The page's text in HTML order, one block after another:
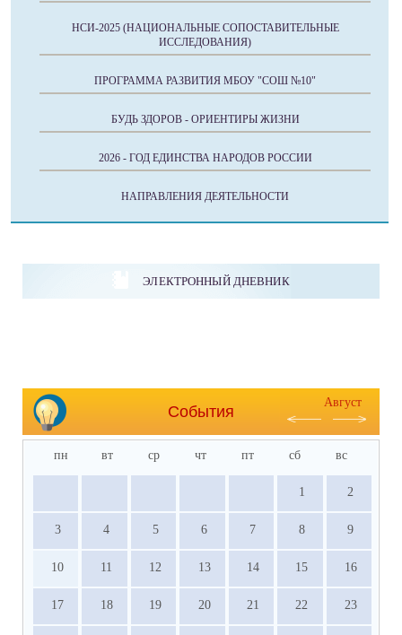
НСИ-2025 (НАЦИОНАЛЬНЫЕ СОПОСТАВИТЕЛЬНЫЕ
ИССЛЕДОВАНИЯ)
ПРОГРАММА РАЗВИТИЯ МБОУ "СОШ №10"
БУДЬ ЗДОРОВ - ОРИЕНТИРЫ ЖИЗНИ
2026 - ГОД ЕДИНСТВА НАРОДОВ РОССИИ
НАПРАВЛЕНИЯ ДЕЯТЕЛЬНОСТИ
ЭЛЕКТРОННЫЙ ДНЕВНИК
События
Август
пн вт ср чт пт сб вс
1 2
3 4 5 6 7 8 9
10 11 12 13 14 15 16
17 18 19 20 21 22 23